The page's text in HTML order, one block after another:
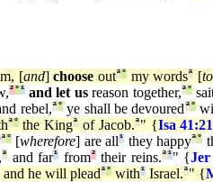
[and]choose outª° my wordsª [
²°¹ and let usreason together,ª°
rebel,ª°ye shall be devoured ª°
ª°the Kingª of Jacob.ª" {Isa 41:21
ª°[wherefore] are all¹ they happyª°
ª and far¹ from²their reins.ª¹" {Jer
and he will pleadª° with¹ Israel.ª" {